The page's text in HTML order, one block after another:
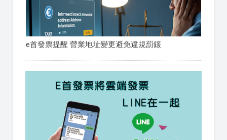
e首發票提醒 營業地址變更避免違規罰鍰